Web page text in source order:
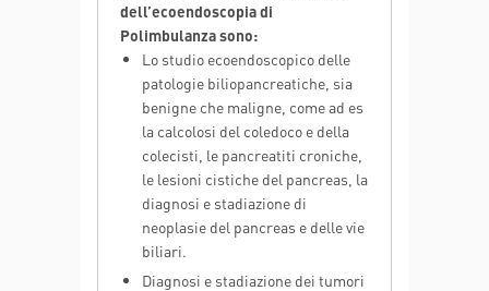
dell’ecoendoscopia di
Polimbulanza sono:
Lo studio ecoendoscopico delle
patologie biliopancreatiche, sia
benigne che maligne, come ad es
la calcolosi del coledoco e della
colecisti, le pancreatiti croniche,
le lesioni cistiche del pancreas, la
diagnosi e stadiazione di
neoplasie del pancreas e delle vie
biliari.
Diagnosi e stadiazione dei tumori